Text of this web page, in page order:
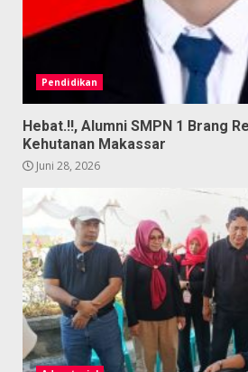
Pendidikan
Hebat.!!, Alumni SMPN 1 Brang
Kehutanan Makassar
Juni 28, 2026